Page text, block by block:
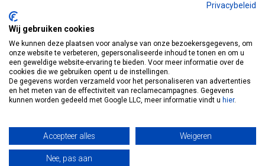
© Copyright 2022 | Grastotaal.nl |Privacybeleid|Cookiebeleid
Privacybeleid
Wij gebruiken cookies
We kunnen deze plaatsen voor analyse van onze bezoekersgegevens, om
onze website te verbeteren, gepersonaliseerde inhoud te tonen en om u
een geweldige website-ervaring te bieden. Voor meer informatie over de
cookies die we gebruiken opent u de instellingen.
De gegevens worden verzameld voor het personaliseren van advertenties
en het meten van de effectiviteit van reclamecampagnes. Gegevens
kunnen worden gedeeld met Google LLC, meer informatie vindt u hier.
Accepteer alles Weigeren
Nee, pas aan